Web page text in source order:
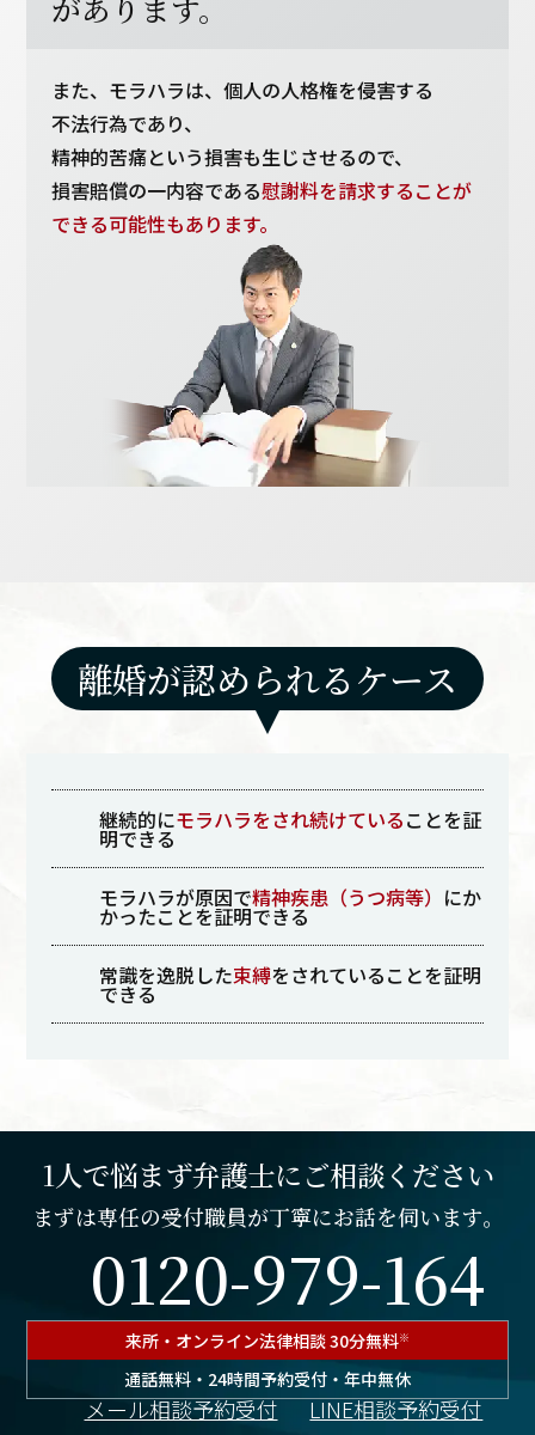
があります。
また、モラハラは、個人の人格権を侵害する
不法行為であり、
精神的苦痛という損害も生じさせるので、
損害賠償の一内容である慰謝料を請求することが
できる可能性もあります。
離婚が認められるケース
継続的にモラハラをされ続けていることを証
明できる
モラハラが原因で精神疾患（うつ病等） にか
かったことを証明できる
常識を逸脱した束縛をされていることを証明
できる
1人で悩まず弁護士にご相談ください
まずは専任の受付職員が丁寧にお話を伺います。
0120-979-164
来所・オンライン法律相談 30分無料※
通話無料・24時間予約受付・年中無休
メール相談予約受付 LINE相談予約受付